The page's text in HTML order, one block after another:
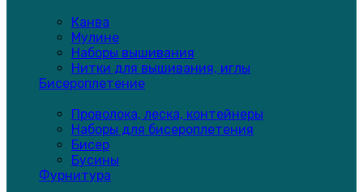
Канва
Мулине
Наборы вышивания
Нитки для вышивания, иглы
Бисероплетение
Проволока, леска, контейнеры
Наборы для бисероплетения
Бисер
Бусины
Фурнитура